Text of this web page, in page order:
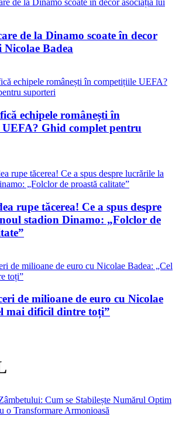
de la Dinamo scoate în decor
Nicolae Badea
echipele românești în
Ghid complet pentru
rupe tăcerea! Ce a spus despre
stadion Dinamo: „Folclor de
de milioane de euro cu Nicolae
mai dificil dintre toți”